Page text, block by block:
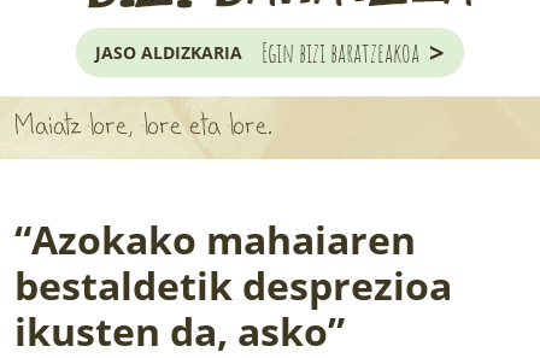
LURRERAKO BIDE LAGUN
BARATZEA
HASI NAHI AL DUZU? 8 URRATS
SENDABELARRAK
ETXEKO LANDAREAK
JASO ALDIZKARIA Egin bizi baratzeakoa >
Maiatz lore, lore eta lore.
“Azokako mahaiaren
bestaldetik desprezioa
ikusten da, asko”